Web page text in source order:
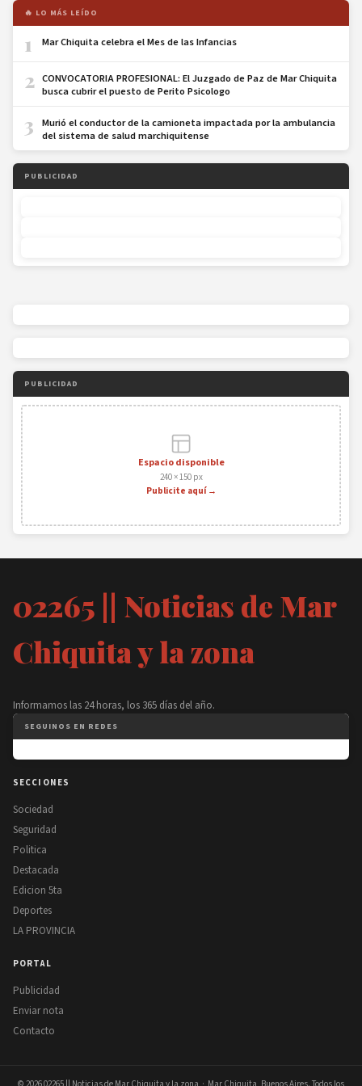
🔥 LO MÁS LEÍDO
1 Mar Chiquita celebra el Mes de las Infancias
2 CONVOCATORIA PROFESIONAL: El Juzgado de Paz de Mar Chiquita
busca cubrir el puesto de Perito Psicologo
3
Murió el conductor de la camioneta impactada por la ambulancia
del sistema de salud marchiquitense
PUBLICIDAD
PUBLICIDAD
Espacio disponible
240 × 150 px
Publicite aquí →
02265 || Noticias de Mar
Chiquita y la zona
Informamos las 24 horas, los 365 días del año.
SEGUINOS EN REDES
SECCIONES
Sociedad
Seguridad
Politica
Destacada
Edicion 5ta
Deportes
LA PROVINCIA
PORTAL
Publicidad
Enviar nota
Contacto
© 202602265 || Noticias de Mar Chiquita y la zona · Mar Chiquita, Buenos Aires. Todos los